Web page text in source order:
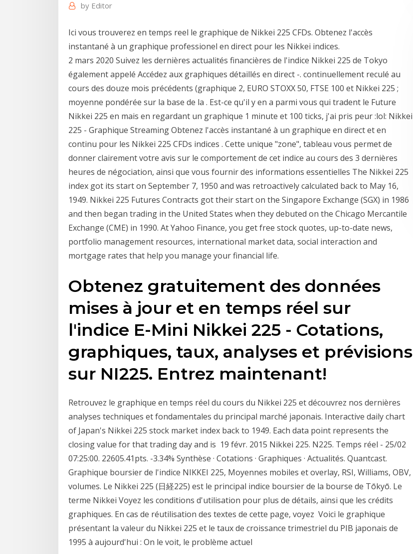
by Editor
Ici vous trouverez en temps reel le graphique de Nikkei 225 CFDs. Obtenez l'accès
instantané à un graphique professionel en direct pour les Nikkei indices.
2 mars 2020 Suivez les dernières actualités financières de l'indice Nikkei 225 de Tokyo
également appelé Accédez aux graphiques détaillés en direct -. continuellement reculé au
cours des douze mois précédents (graphique 2, EURO STOXX 50, FTSE 100 et Nikkei 225 ;
moyenne pondérée sur la base de la . Est-ce qu'il y en a parmi vous qui tradent le Future
Nikkei 225 en mais en regardant un graphique 1 minute et 100 ticks, j'ai pris peur :lol: Nikkei
225 - Graphique Streaming Obtenez l'accès instantané à un graphique en direct et en
continu pour les Nikkei 225 CFDs indices . Cette unique "zone", tableau vous permet de
donner clairement votre avis sur le comportement de cet indice au cours des 3 dernières
heures de négociation, ainsi que vous fournir des informations essentielles The Nikkei 225
index got its start on September 7, 1950 and was retroactively calculated back to May 16,
1949. Nikkei 225 Futures Contracts got their start on the Singapore Exchange (SGX) in 1986
and then began trading in the United States when they debuted on the Chicago Mercantile
Exchange (CME) in 1990. At Yahoo Finance, you get free stock quotes, up-to-date news,
portfolio management resources, international market data, social interaction and
mortgage rates that help you manage your financial life.
Obtenez gratuitement des données
mises à jour et en temps réel sur
l'indice E-Mini Nikkei 225 - Cotations,
graphiques, taux, analyses et prévisions
sur NI225. Entrez maintenant!
Retrouvez le graphique en temps réel du cours du Nikkei 225 et découvrez nos dernières
analyses techniques et fondamentales du principal marché japonais. Interactive daily chart
of Japan's Nikkei 225 stock market index back to 1949. Each data point represents the
closing value for that trading day and is 19 févr. 2015 Nikkei 225. N225. Temps réel - 25/02
07:25:00. 22605.41pts. -3.34% Synthèse · Cotations · Graphiques · Actualités. Quantcast.
Graphique boursier de l'indice NIKKEI 225, Moyennes mobiles et overlay, RSI, Williams, OBV,
volumes. Le Nikkei 225 (日経225) est le principal indice boursier de la bourse de Tōkyō. Le
terme Nikkei Voyez les conditions d'utilisation pour plus de détails, ainsi que les crédits
graphiques. En cas de réutilisation des textes de cette page, voyez Voici le graphique
présentant la valeur du Nikkei 225 et le taux de croissance trimestriel du PIB japonais de
1995 à aujourd'hui : On le voit, le problème actuel